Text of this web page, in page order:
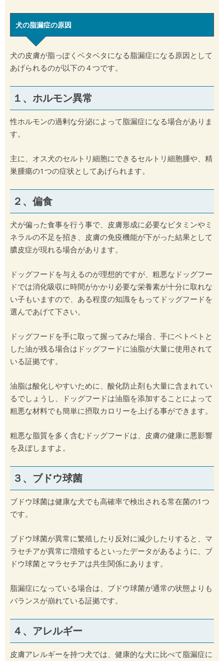
犬の脂漏症の原因
犬の皮膚が脂っぽくベタベタになる脂漏症になる原因として
あげられるのが以下の４つです。
１、ホルモン異常
性ホルモンの過剰な分泌によって脂漏症になる場合がありま
す。
主に、オス犬のセルトリ細胞にできるセルトリ細胞腫や、精
巣腫瘍の1つの症状としてあげられます。
２、偏食
犬が偏った食事を行う事で、皮膚形成に必要なビタミンやミ
ネラルの不足を招き、皮膚の免疫機能が下がった結果として
膿皮症が現れる場合があります。
ドッグフードを与えるのが理想的ですが、粗悪なドッグフー
ドでは消化吸収に時間がかかり必要な栄養素が十分に取れな
い子もいますので、ある程度の知識をもってドッグフードを
選んであげて下さい。
ドッグフードを手に取って握ってみた場合、手にベトベトと
した油が残る場合はドッグフードに油脂が大量に使用されて
いる証拠です。
油脂は酸化しやすいために、酸化防止剤も大量に含まれてい
るでしょうし、ドッグフードは油脂を添加することによって
粗悪な材料でも簡単に摂取カロリーを上げる事ができます。
粗悪な脂質を多く含むドッグフードは、皮膚の健康に悪影響
を及ぼしますよ。
３、ブドウ球菌
ブドウ球菌は健康な犬でも高確率で検出される常在菌の1つ
です。
ブドウ球菌が異常に繁殖したり反対に減少したりすると、マ
ラセチアが異常に増殖するといったデータがあるように、ブ
ドウ球菌とマラセチアは共生関係にあります。
脂漏症になっている場合は、ブドウ球菌が通常の状態よりも
バランスが崩れている証拠です。
４、アレルギー
皮膚アレルギーを持つ犬では、健康的な犬に比べて脂漏症に